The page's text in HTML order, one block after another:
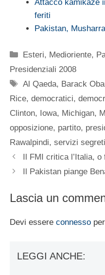
Attacco kamikaze
feriti
Pakistan,
Categorie
Esteri, Medioriente,
Presidenziali 2008
Tag
Al Qaeda, Barack
Rice, democratici,
Clinton, Iowa, Michigan,
opposizione, partito,
Rawalpindi, servizi segreti
Il FMI critica l’Italia,
Il Pakistan piange
Lascia un
Devi essere connesso
LEGGI ANCHE: